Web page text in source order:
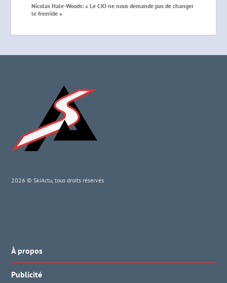
Nicolas Hale-Woods: « Le CIO ne nous demande pas de changer
le freeride »
2026 © SkiActu, tous droits réservés
À propos
Publicité